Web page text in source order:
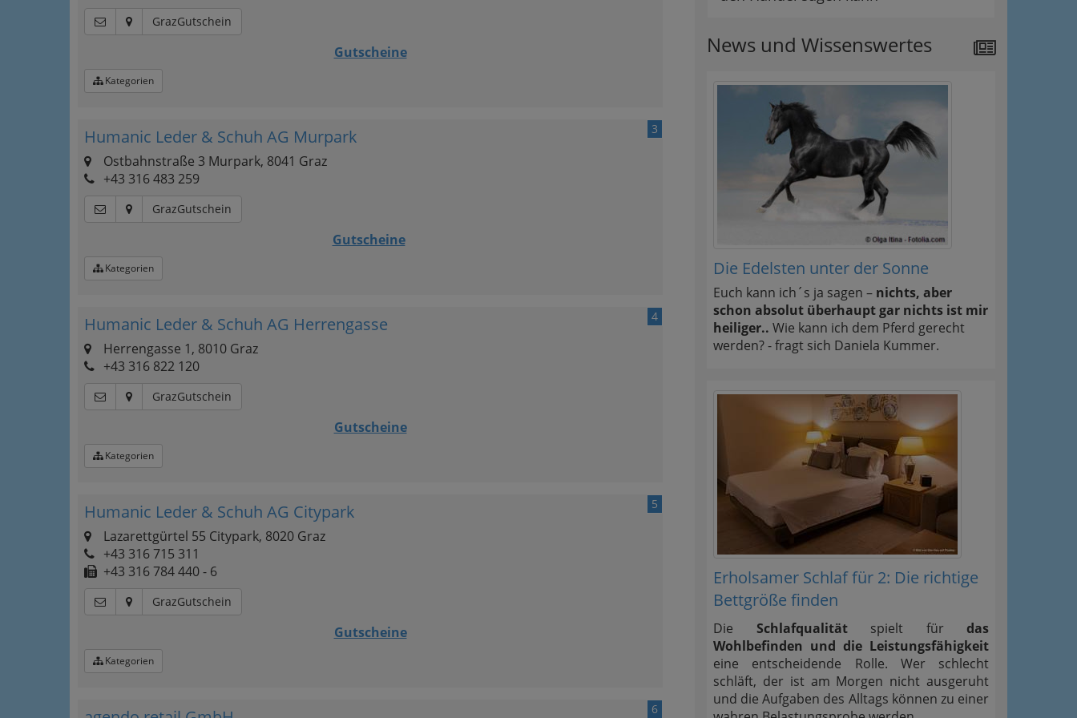
GrazGutschein
Gutscheine
Kategorien
3
Humanic Leder & Schuh AG Murpark
Ostbahnstraße 3 Murpark, 8041 Graz
+43 316 483 259
GrazGutschein
Gutscheine
Kategorien
4
Humanic Leder & Schuh AG Herrengasse
Herrengasse 1, 8010 Graz
+43 316 822 120
GrazGutschein
Gutscheine
Kategorien
5
Humanic Leder & Schuh AG Citypark
Lazarettgürtel 55 Citypark, 8020 Graz
+43 316 715 311
+43 316 784 440 - 6
GrazGutschein
Gutscheine
Kategorien
6
News und Wissenswertes
Die Edelsten unter der Sonne
Euch kann ich´s ja sagen – nichts, aber
schon absolut überhaupt gar nichts ist mir
heiliger.. Wie kann ich dem Pferd gerecht
werden? - fragt sich Daniela Kummer.
Erholsamer Schlaf für 2: Die richtige
Bettgröße finden
Die Schlafqualitätspielt für das
Wohlbefinden und die Leistungsfähigkeit
eine entscheidende Rolle. Wer schlecht
schläft, der ist am Morgen nicht ausgeruht
und die Aufgaben des Alltags können zu einer